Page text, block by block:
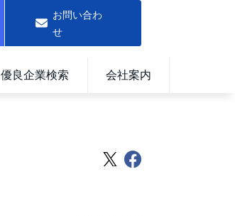
お問い合わ
せ
優良企業検索 会社案内